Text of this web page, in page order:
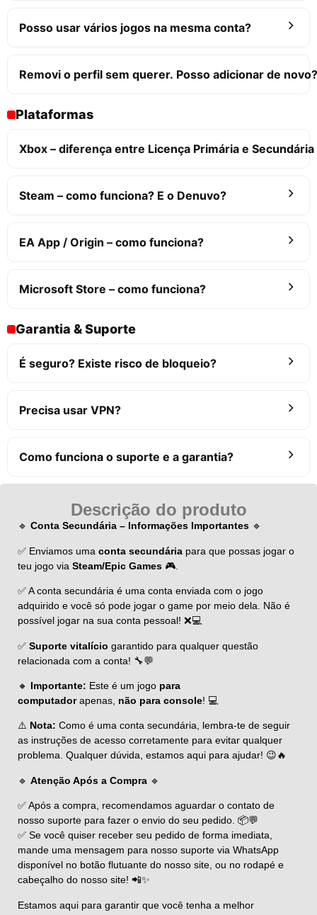
Posso usar vários jogos na mesma conta?
Removi o perfil sem querer. Posso adicionar de novo?
Plataformas
Xbox – diferença entre Licença Primária e Secundária
Steam – como funciona? E o Denuvo?
EA App / Origin – como funciona?
Microsoft Store – como funciona?
Garantia & Suporte
É seguro? Existe risco de bloqueio?
Precisa usar VPN?
Como funciona o suporte e a garantia?
Descrição do produto
🔹 Conta Secundária – Informações Importantes 🔹
✅ Enviamos uma conta secundária para que possas jogar o
teu jogo via Steam/Epic Games 🎮.
✅ A conta secundária é uma conta enviada com o jogo
adquirido e você só pode jogar o game por meio dela. Não é
possível jogar na sua conta pessoal! ❌💻
✅ Suporte vitalício garantido para qualquer questão
relacionada com a conta! 🔧💬
🔸 Importante: Este é um jogo para
computadorapenas, não para console! 💻
⚠️ Nota: Como é uma conta secundária, lembra-te de seguir
as instruções de acesso corretamente para evitar qualquer
problema. Qualquer dúvida, estamos aqui para ajudar! 😉🔥
🔹 Atenção Após a Compra 🔹
✅ Após a compra, recomendamos aguardar o contato de
nosso suporte para fazer o envio do seu pedido. 📦💬
✅ Se você quiser receber seu pedido de forma imediata,
mande uma mensagem para nosso suporte via WhatsApp
disponível no botão flutuante do nosso site, ou no rodapé e
cabeçalho do nosso site! 📲✨
Estamos aqui para garantir que você tenha a melhor